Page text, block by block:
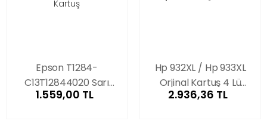
Epson T1284-
C13T12844020 Sarı
Orjinal Kartuş
1.559,00 TL
Hp 932XL / Hp 933XL
Orjinal Kartuş 4 Lü
Set
2.936,36 TL